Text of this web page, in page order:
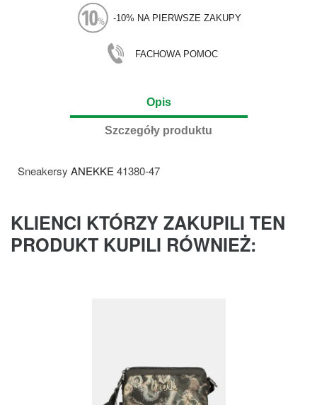
-10% NA PIERWSZE ZAKUPY
FACHOWA POMOC
Opis
Szczegóły produktu
Sneakersy ANEKKE 41380-47
KLIENCI KTÓRZY ZAKUPILI TEN
PRODUKT KUPILI RÓWNIEŻ: